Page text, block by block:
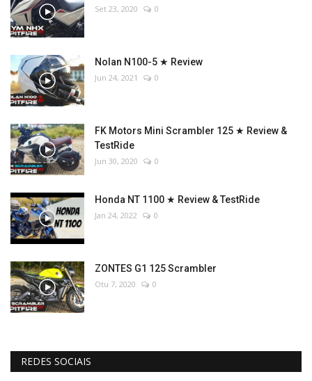
Set 23, 2020 0
Nolan N100-5 ★ Review
Jun 24, 2021 0
FK Motors Mini Scrambler 125 ★ Review &
TestRide
Jun 30, 2020 0
Honda NT 1100 ★ Review & TestRide
Jan 24, 2022 0
ZONTES G1 125 Scrambler
Otu 7, 2020 0
REDES SOCIAIS